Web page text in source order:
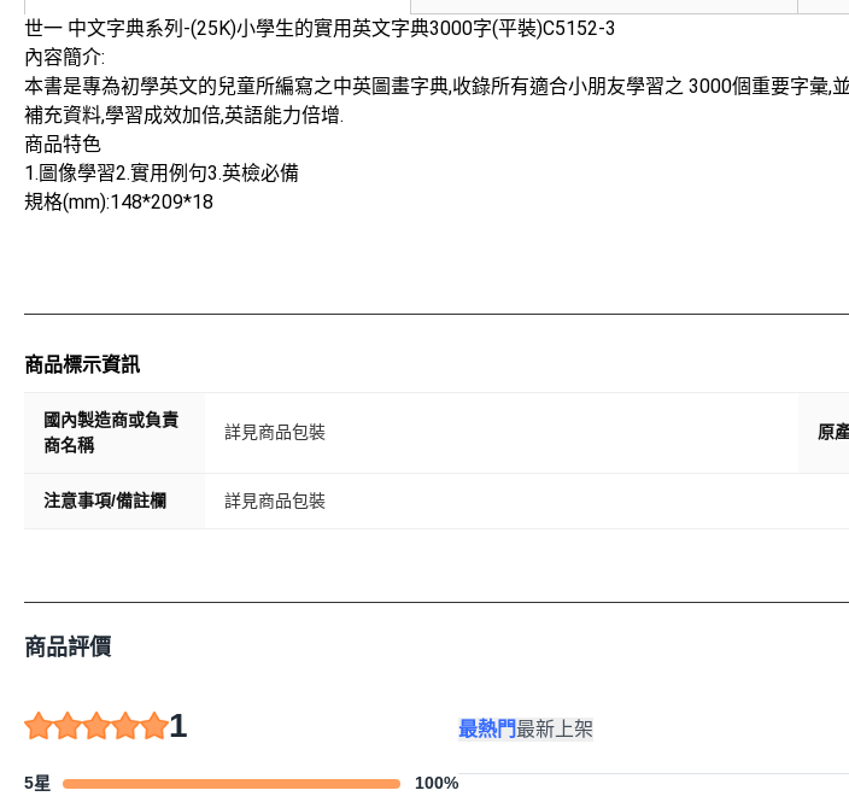
世一 中文字典系列-(25K)小學生的實用英文字典3000字(平裝)C5152-3
內容簡介:
本書是專為初學英文的兒童所編寫之中英圖畫字典,收錄所有適合小朋友學習之 3000個重要字彙
補充資料,學習成效加倍,英語能力倍增.
商品特色
1.圖像學習2.實用例句3.英檢必備
規格(mm):148*209*18
商品標示資訊
國內製造商或負責
商名稱
詳見商品包裝 原
注意事項/備註欄 詳見商品包裝
商品評價
1
5星 100%
最熱門最新上架